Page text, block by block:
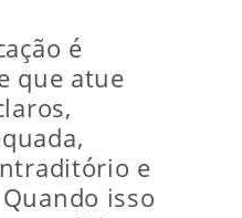
é
que atue
e
isso